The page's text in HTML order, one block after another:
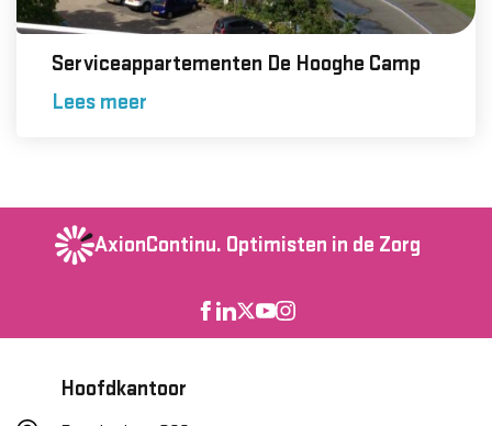
Serviceappartementen De Hooghe Camp
Lees meer
AxionContinu. Optimisten in de Zorg
Hoofdkantoor